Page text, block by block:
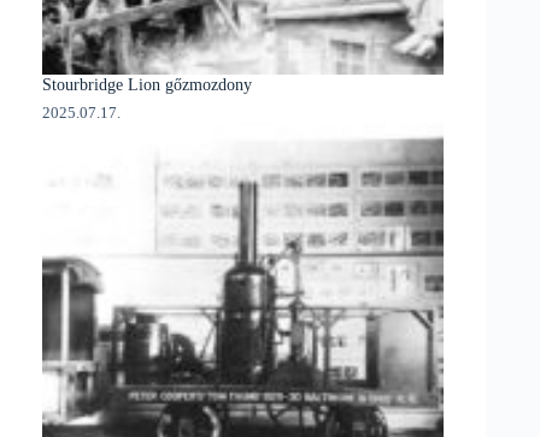
Stourbridge Lion gőzmozdony
2025.07.17.